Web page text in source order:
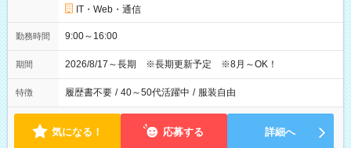
IT・Web・通信
勤務時間 9:00～16:00
期間 2026/8/17～長期 ※長期更新予定 ※8月～OK！
特徴 履歴書不要 / 40～50代活躍中 / 服装自由
気になる！ 応募する 詳細へ